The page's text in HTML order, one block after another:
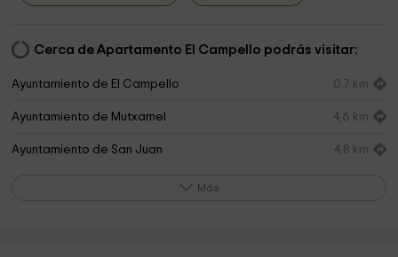
Cerca de Apartamento El Campello podrás visitar:
Ayuntamiento de El Campello 0,7 km
Ayuntamiento de Mutxamel 4,6 km
Ayuntamiento de San Juan 4,8 km
Más